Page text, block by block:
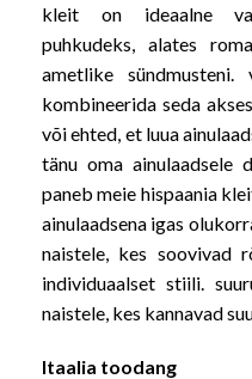
kleit on ideaalne
puhkudeks, alates
ametlike
kombineerida seda
või ehted, et luua
tänu oma ainulaadsele
paneb meie hispaania
ainulaadsena igas
naistele, kes soovivad
individuaalset stiili.
naistele, kes kannavad
Itaalia toodang